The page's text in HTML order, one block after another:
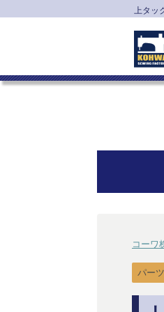
上タッ
コーワ
パー